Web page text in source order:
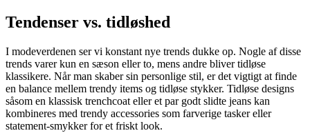
Tendenser vs. tidløshed
I modeverdenen ser vi konstant nye trends dukke op. Nogle af disse
trends varer kun en sæson eller to, mens andre bliver tidløse
klassikere. Når man skaber sin personlige stil, er det vigtigt at finde
en balance mellem trendy items og tidløse stykker. Tidløse designs
såsom en klassisk trenchcoat eller et par godt slidte jeans kan
kombineres med trendy accessories som farverige tasker eller
statement-smykker for et friskt look.